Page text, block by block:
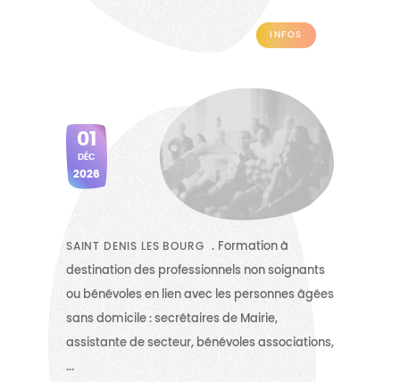
INFOS
01
DÉC
2026
SAINT DENIS LES BOURG Formation à
destination des professionnels non soignants
ou bénévoles en lien avec les personnes âgées
sans domicile : secrétaires de Mairie,
assistante de secteur, bénévoles associations,
...